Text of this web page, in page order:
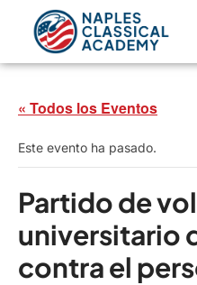
« Todos los Eventos
Este evento ha pasado.
Partido de
universitario
contra el